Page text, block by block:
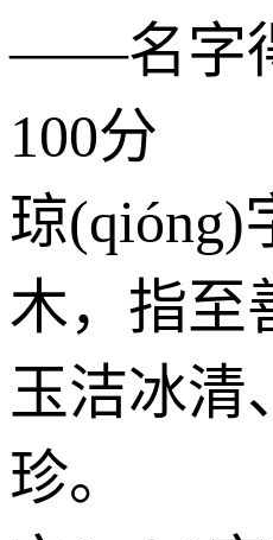
——名字
100分
琼(qióng)
木，指至
玉洁冰清
珍。